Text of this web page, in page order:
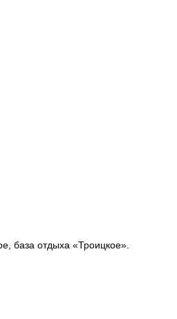
база отдыха «Троицкое».